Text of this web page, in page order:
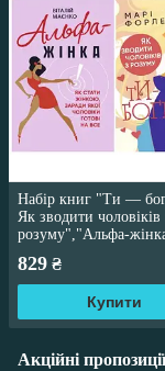
Набір книг "Ти —
Як зводити чоловіків
розуму","Альфа-
чоловіки"
829 ₴
Купити
Акційні